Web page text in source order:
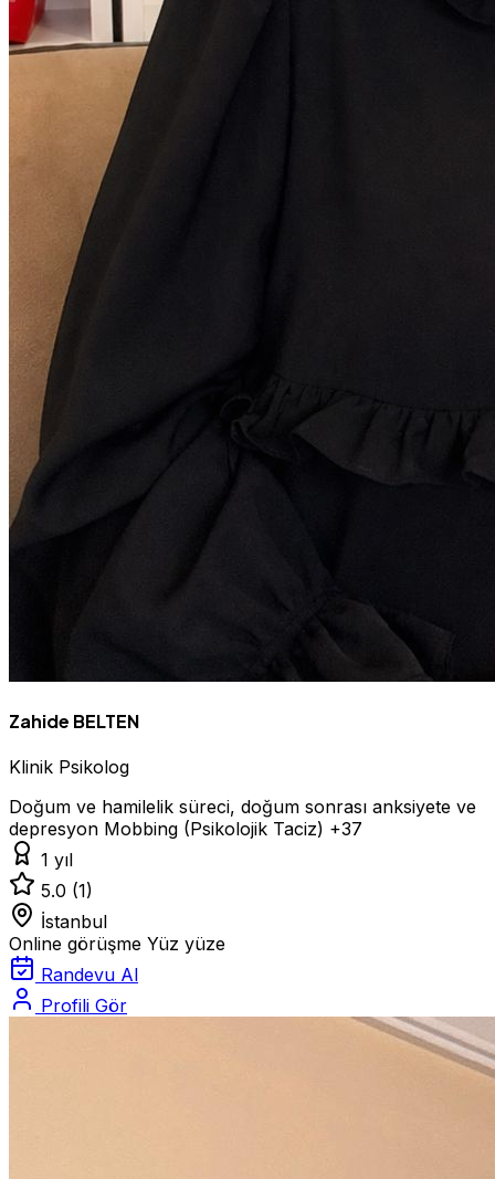
Zahide BELTEN
Klinik Psikolog
Doğum ve hamilelik süreci, doğum sonrası anksiyete ve
depresyon Mobbing (Psikolojik Taciz) +37
1 yıl
5.0 (1)
İstanbul
Online görüşme Yüz yüze
Randevu Al
Profili Gör